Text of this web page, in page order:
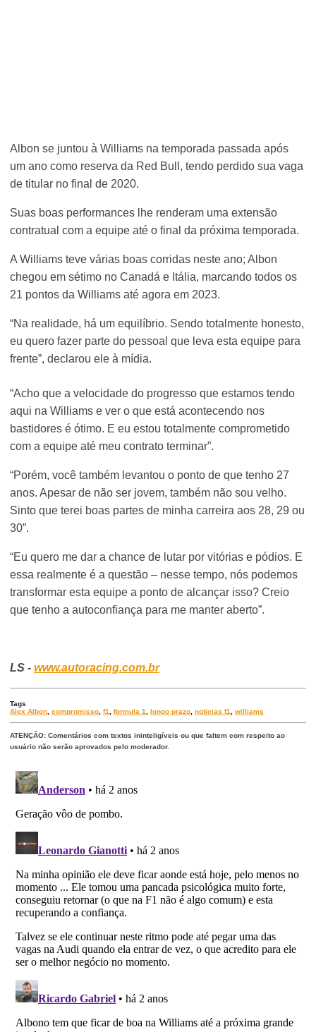
Albon se juntou à Williams na temporada passada após
um ano como reserva da Red Bull, tendo perdido sua vaga
de titular no final de 2020.
Suas boas performances lhe renderam uma extensão
contratual com a equipe até o final da próxima temporada.
A Williams teve várias boas corridas neste ano; Albon
chegou em sétimo no Canadá e Itália, marcando todos os
21 pontos da Williams até agora em 2023.
“Na realidade, há um equilíbrio. Sendo totalmente honesto,
eu quero fazer parte do pessoal que leva esta equipe para
frente”, declarou ele à mídia.
“Acho que a velocidade do progresso que estamos tendo
aqui na Williams e ver o que está acontecendo nos
bastidores é ótimo. E eu estou totalmente comprometido
com a equipe até meu contrato terminar”.
“Porém, você também levantou o ponto de que tenho 27
anos. Apesar de não ser jovem, também não sou velho.
Sinto que terei boas partes de minha carreira aos 28, 29 ou
30”.
“Eu quero me dar a chance de lutar por vitórias e pódios. E
essa realmente é a questão – nesse tempo, nós podemos
transformar esta equipe a ponto de alcançar isso? Creio
que tenho a autoconfiança para me manter aberto”.
LS -www.autoracing.com.br
Tags
Alex Albon ,compromisso ,f1 ,formula 1 ,longo prazo ,noticias f1 ,williams
ATENÇÃO: Comentários com textos ininteligíveis ou que faltem com respeito ao
usuário não serão aprovados pelo moderador.